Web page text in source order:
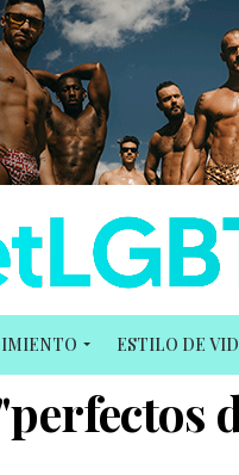
ESTILO DE